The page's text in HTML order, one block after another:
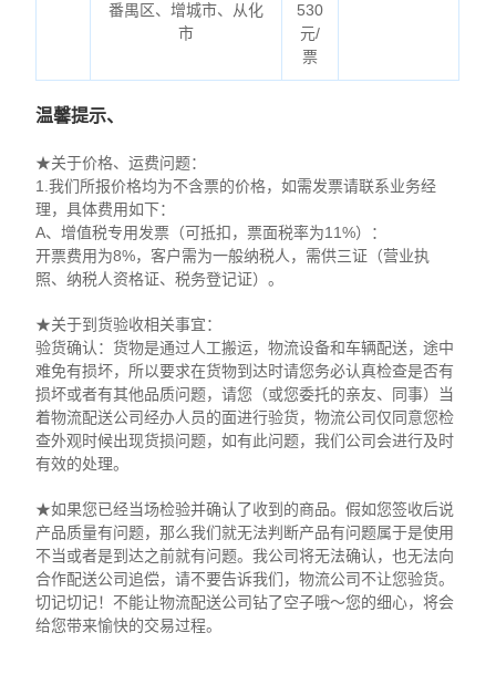
番禺区、增城市、从化
市
530
元/
票
温馨提示、
★关于价格、运费问题：
1.我们所报价格均为不含票的价格，如需发票请联系业务经
理，具体费用如下：
A、增值税专用发票（可抵扣，票面税率为11%）：
开票费用为8%，客户需为一般纳税人，需供三证（营业执
照、纳税人资格证、税务登记证）。
★关于到货验收相关事宜：
验货确认：货物是通过人工搬运，物流设备和车辆配送，途中
难免有损坏，所以要求在货物到达时请您务必认真检查是否有
损坏或者有其他品质问题，请您（或您委托的亲友、同事）当
着物流配送公司经办人员的面进行验货，物流公司仅同意您检
查外观时候出现货损问题，如有此问题，我们公司会进行及时
有效的处理。
★如果您已经当场检验并确认了收到的商品。假如您签收后说
产品质量有问题，那么我们就无法判断产品有问题属于是使用
不当或者是到达之前就有问题。我公司将无法确认，也无法向
合作配送公司追偿，请不要告诉我们，物流公司不让您验货。
切记切记！不能让物流配送公司钻了空子哦～您的细心，将会
给您带来愉快的交易过程。